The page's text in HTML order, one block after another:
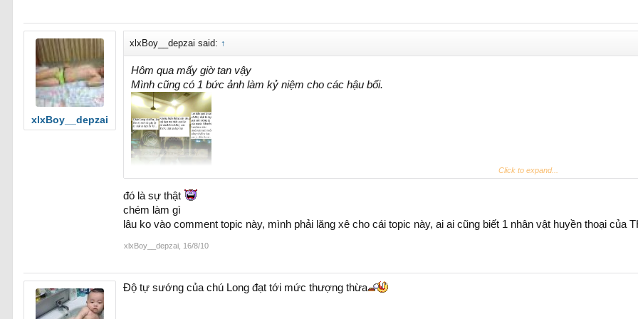
xlxBoy__depzai
xlxBoy__depzai said: ↑
Hôm qua mấy giờ tan vậy
Mình cũng có 1 bức ảnh làm kỷ niệm cho các hậu bối.
đây là bức anh off cách đây mấy tháng
Click to expand...
đó là sự thật
chém làm gì
lâu ko vào comment topic này, mình phải lăng xê cho cái topic này, ai ai cũng biết 1 nhân vật huyền thoại của
xlxBoy__depzai 16/8/10
Độ tự sướng của chú Long đạt tới mức thượng thừa